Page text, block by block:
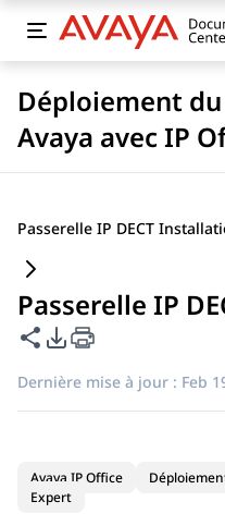
Déploiement du
Avaya avec IP
Passerelle IP DECT
Passerelle IP
Partager cette page
Options
Dernière mise à jour : Feb
Avaya IP Office
Expert